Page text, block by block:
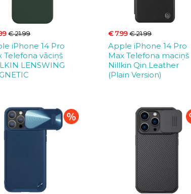
€ 21.99
iPhone 14 Pro
Telefona vāciņš
LENSWING
€ 7.99€ 21.99
Apple iPhone 14 Pro
Max Telefona maciņš
Nillkin Qin Leather
(Plain Version)